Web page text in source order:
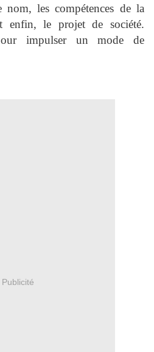
les compétences de la
enfin, le projet de société.
impulser un mode de
Publicité